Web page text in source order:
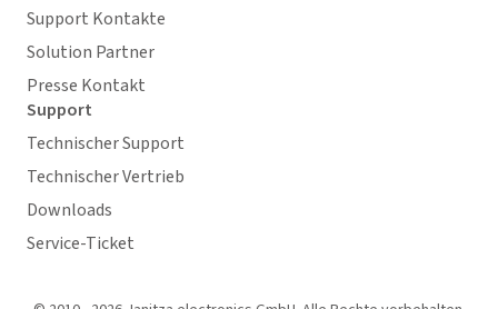
Support Kontakte
Solution Partner
Presse Kontakt
Support
Technischer Support
Technischer Vertrieb
Downloads
Service-Ticket